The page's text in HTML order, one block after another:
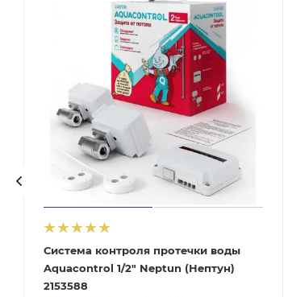
Система контроля протечки воды
Aquacontrol 1/2" Neptun (Нептун)
2153588